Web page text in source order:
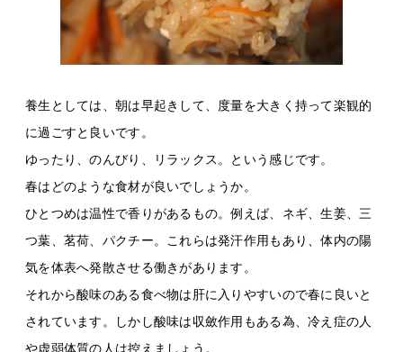
養生としては、朝は早起きして、度量を大きく持って楽観的
に過ごすと良いです。
ゆったり、のんびり、リラックス。という感じです。
春はどのような食材が良いでしょうか。
ひとつめは温性で香りがあるもの。例えば、ネギ、生姜、三
つ葉、茗荷、パクチー。これらは発汗作用もあり、体内の陽
気を体表へ発散させる働きがあります。
それから酸味のある食べ物は肝に入りやすいので春に良いと
されています。しかし酸味は収斂作用もある為、冷え症の人
や虚弱体質の人は控えましょう。